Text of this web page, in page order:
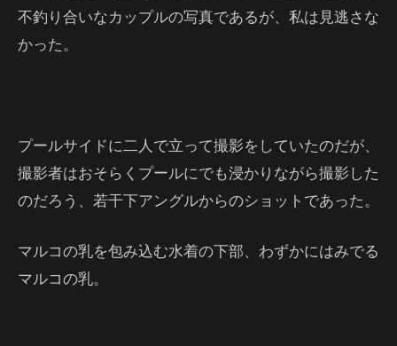
不釣り合いなカップルの写真であるが、私は見逃さな
かった。
プールサイドに二人で立って撮影をしていたのだが、
撮影者はおそらくプールにでも浸かりながら撮影した
のだろう、若干下アングルからのショットであった。
マルコの乳を包み込む水着の下部、わずかにはみでる
マルコの乳。